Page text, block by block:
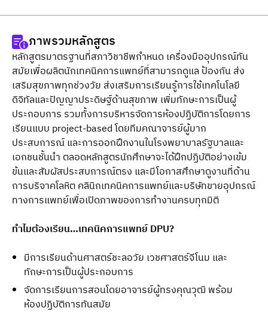
ภาพรวมหลักสูตร
หลักสูตรมาตรฐานที่สภาวิชาชีพกำหนด เครื่องมืออุปกรณ์ทัน
สมัยเพื่อผลิตนักเทคนิคการแพทย์ที่สามารถดูแล ป้องกัน ส่ง
เสริมสุขภาพทุกช่วงวัย ส่งเสริมการเรียนรู้การใช้เทคโนโลยี
ดิจิทัลและปัญญาประดิษฐ์ด้านสุขภาพ เพิ่มทักษะการเป็นผู้
ประกอบการ รวมทั้งการบริหารจัดการห้องปฏิบัติการโดยการ
เรียนแบบ project-based โดยทีมคณาจารย์ผู้มาก
ประสบการณ์ และการออกฝึกงานในโรงพยาบาลรัฐบาลและ
เอกชนชั้นนำ ตลอดหลักสูตรนักศึกษาจะได้ฝึกปฏิบัติอย่างเข้ม
ข้นและสัมผัสประสบการณ์ตรง และมีโอกาสศึกษาดูงานที่ด้าน
การบริจาคโลหิต คลินิกเทคนิคการแพทย์และบริษัทขายอุปกรณ์
ทางการแพทย์เพื่อเปิดภาพของการทำงานครบทุกมิติ
ทำไมต้องเรียน…เทคนิคการแพทย์ DPU?
มีการเรียนด้านศาสตร์ชะลอวัย เวชศาสตร์จีโนม และ
ทักษะการเป็นผู้ประกอบการ
จัดการเรียนการสอนโดยอาจารย์ผู้ทรงคุณวุฒิ พร้อม
ห้องปฏิบัติการทันสมัย